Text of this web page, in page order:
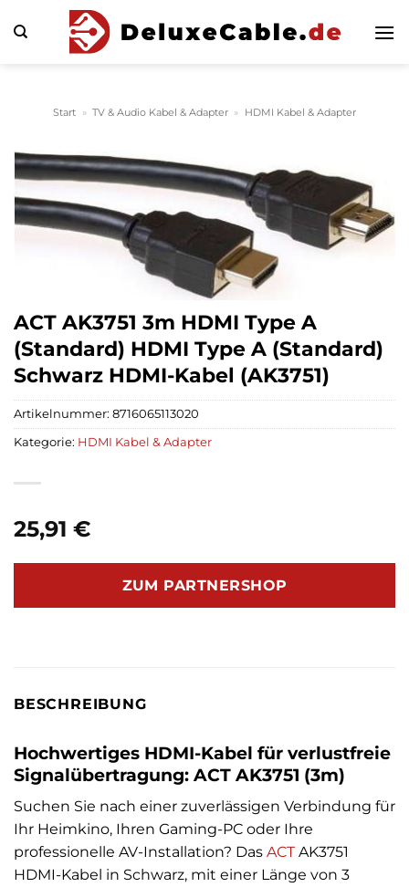
Inhalt
Start » TV & Audio Kabel & Adapter » HDMI Kabel & Adapter
ACT AK3751 3m HDMI Type A
(Standard) HDMI Type A (Standard)
Schwarz HDMI-Kabel (AK3751)
25,91 €
ZUM PARTNERSHOP
Artikelnummer: 8716065113020
Kategorie: HDMI Kabel & Adapter
BESCHREIBUNG
Hochwertiges HDMI-Kabel für verlustfreie
Signalübertragung: ACT AK3751 (3m)
Suchen Sie nach einer zuverlässigen Verbindung für
Ihr Heimkino, Ihren Gaming-PC oder Ihre
professionelle AV-Installation? Das ACTAK3751
HDMI-Kabel in Schwarz, mit einer Länge von 3